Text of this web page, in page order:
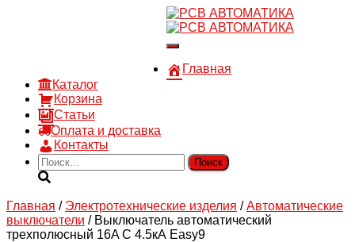
Войти
Переключить
навигацию
Главная
Каталог
Корзина
Статьи
Оплата и доставка
Контакты
Найти:
Главная / Электротехнические изделия /Автоматические
выключатели / Выключатель автоматический
трехполюсный 16A C 4.5кА Easy9